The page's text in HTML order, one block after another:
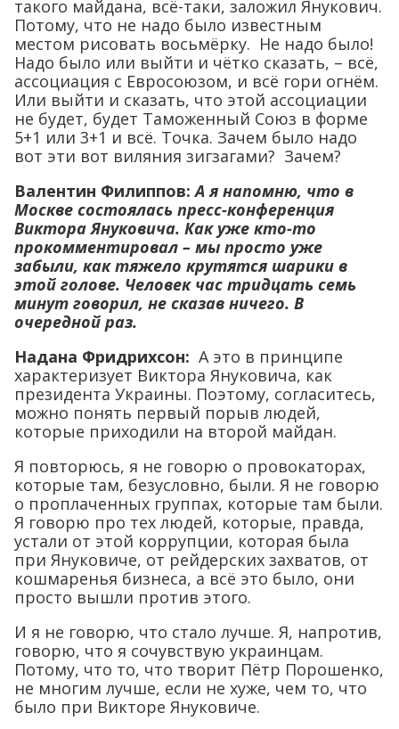
такого майдана, всё-таки, заложил Янукович.
Потому, что не надо было известным
местом рисовать восьмёрку. Не надо было!
Надо было или выйти и чётко сказать, – всё,
ассоциация с Евросоюзом, и всё гори огнём.
Или выйти и сказать, что этой ассоциации
не будет, будет Таможенный Союз в форме
5+1 или 3+1 и всё. Точка. Зачем было надо
вот эти вот виляния зигзагами? Зачем?
Валентин Филиппов: А я напомню, что в
Москве состоялась пресс-конференция
Виктора Януковича. Как уже кто-то
прокомментировал – мы просто уже
забыли, как тяжело крутятся шарики в
этой голове. Человек час тридцать семь
минут говорил, не сказав ничего. В
очередной раз.
Надана Фридрихсон: А это в принципе
характеризует Виктора Януковича, как
президента Украины. Поэтому, согласитесь,
можно понять первый порыв людей,
которые приходили на второй майдан.
Я повторюсь, я не говорю о провокаторах,
которые там, безусловно, были. Я не говорю
о проплаченных группах, которые там были.
Я говорю про тех людей, которые, правда,
устали от этой коррупции, которая была
при Януковиче, от рейдерских захватов, от
кошмаренья бизнеса, а всё это было, они
просто вышли против этого.
И я не говорю, что стало лучше. Я, напротив,
говорю, что я сочувствую украинцам.
Потому, что то, что творит Пётр Порошенко,
не многим лучше, если не хуже, чем то, что
было при Викторе Януковиче.